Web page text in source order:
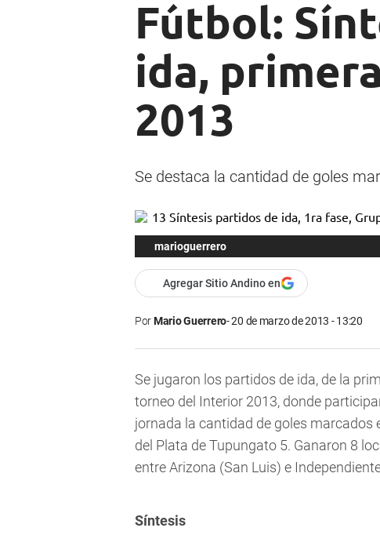
Fútbol:
ida,
2013
Se destaca la cantidad de goles
marioguerrero
Agregar Sitio Andino en
PorMario Guerrero 20 de marzo de 2013 - 13:20
Se jugaron los partidos de ida, de la
torneo del Interior 2013, donde
jornada la cantidad de goles marcados
del Plata de Tupungato 5. Ganaron 8
entre Arizona (San Luis) e
Síntesis